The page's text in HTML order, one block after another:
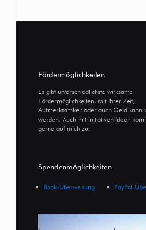
Fördermöglichkeiten
Es gibt unterschiedlichste wirksame
Fördermöglichkeiten. Mit Ihrer Zeit,
Aufmerksamkeit oder auch Geld kann
werden. Auch mit initiativen Ideen
gerne auf mich zu.
Spendenmöglichkeiten
Bank-Überweisung PayPal-